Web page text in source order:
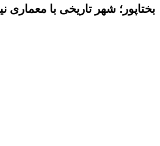
بختاپور؛ شهر تاریخی با معماری